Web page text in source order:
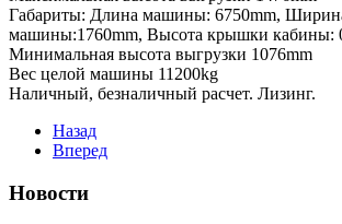
Габариты: Длина машины: 6750mm,
машины:1760mm, Высота крышки кабины:
Минимальная высота выгрузки 1076mm
Вес целой машины 11200kg
Наличный, безналичный расчет. Лизинг.
Назад
Вперед
Новости